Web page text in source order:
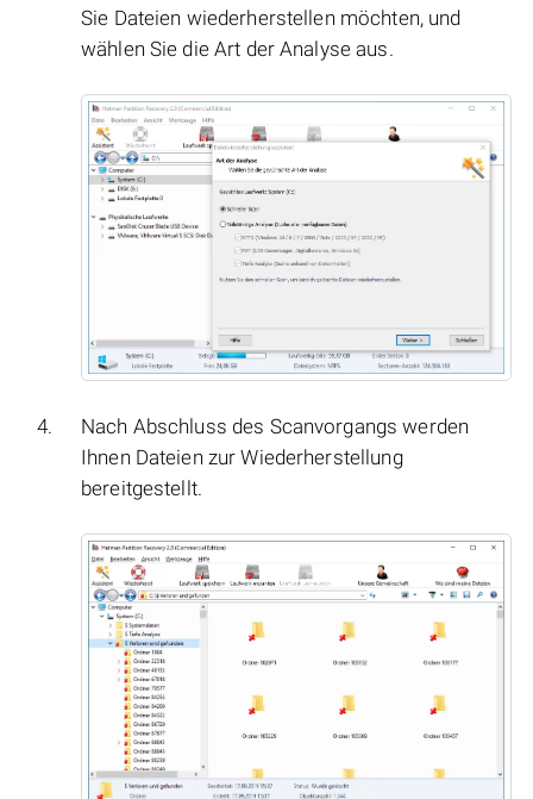
Sie Dateien wiederherstellen möchten, und
wählen Sie die Art der Analyse aus.
Nach Abschluss des Scanvorgangs werden
Ihnen Dateien zur Wiederherstellung
bereitgestellt.